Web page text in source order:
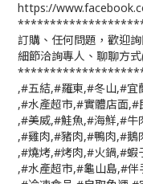
https://
訂購、任何問題，歡迎
細節洽詢專人、聊聊方
,#五結,#羅東,#冬山,#宜
,#水產超市,#實體店面
,#美威,#鮭魚,#海鮮,#
,#雞肉,#豬肉,#鴨肉,#鵝
,#燒烤,#烤肉,#火鍋,#蝦
,#水產超市,#龜山島,#